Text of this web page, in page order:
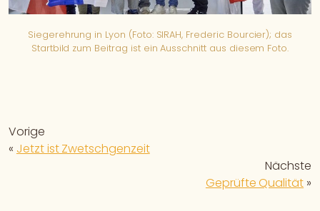
Siegerehrung in Lyon (Foto: SIRAH, Frederic Bourcier); das
Startbild zum Beitrag ist ein Ausschnitt aus diesem Foto.
Vorige
« Jetzt ist Zwetschgenzeit
Nächste
Geprüfte Qualität »